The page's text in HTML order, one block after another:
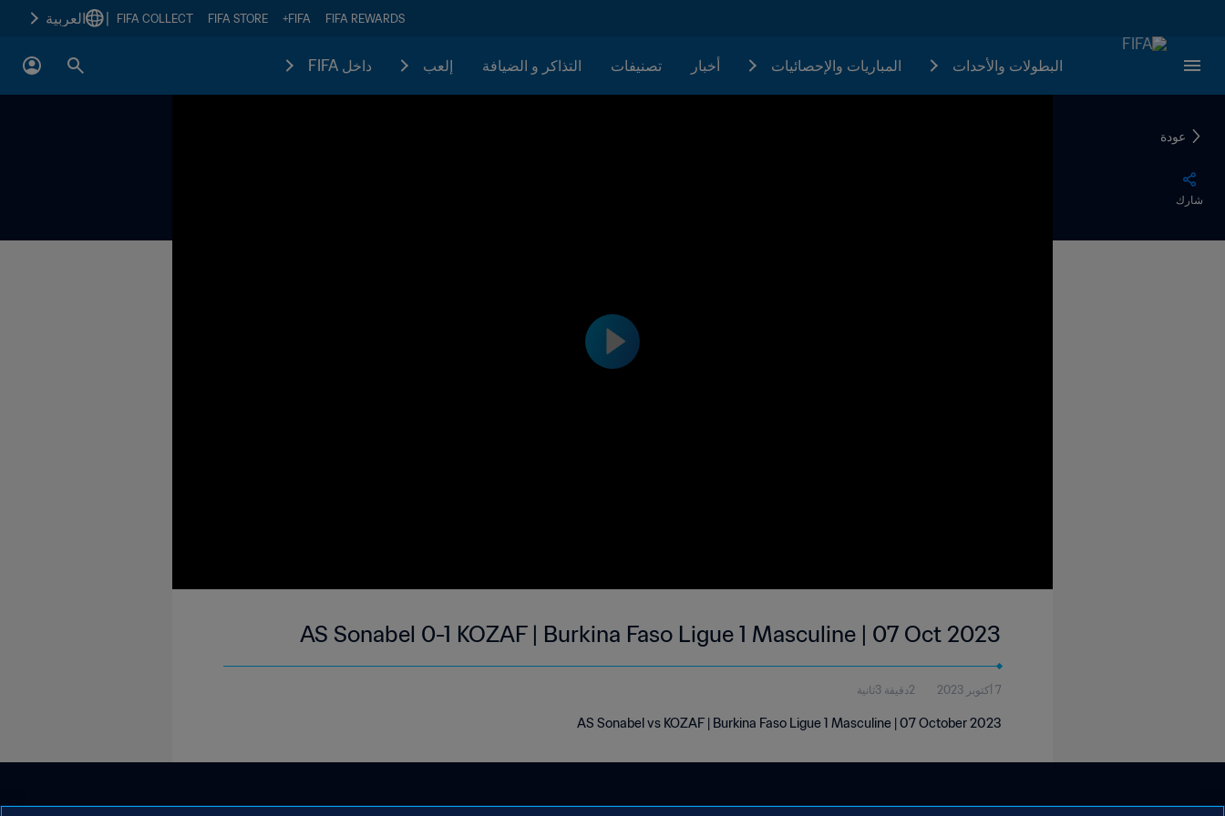
FIFA REWARDS
FIFA+
FIFA STORE
FIFA COLLECT العربية
البطولات والأحدات المباريات والإحصائيات أخبار تصنيفات التذاكر و الضيافة إلعب داخل FIFA
عودة
شارك
AS Sonabel 0-1 KOZAF | Burkina Faso Ligue 1 Masculine | 07 Oct 2023
7 أكتوبر 2023 2دقيقة 3ثانية
AS Sonabel vs KOZAF | Burkina Faso Ligue 1 Masculine | 07 October 2023